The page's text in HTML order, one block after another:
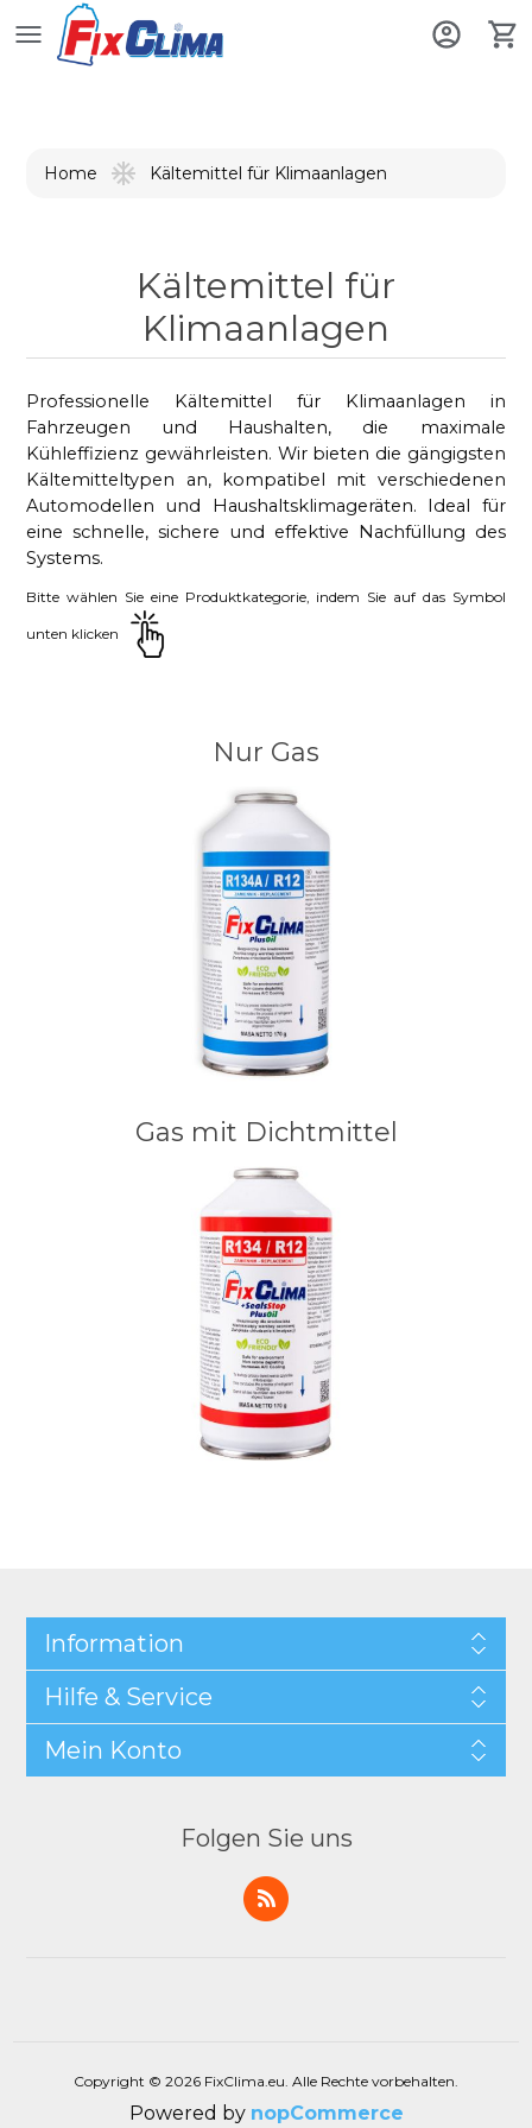
Home Kältemittel für Klimaanlagen
Kältemittel für
Klimaanlagen
Professionelle Kältemittel für Klima­anlagen in
Fahrzeugen und Haushalten, die maximale
Kühleffizienz gewährleisten. Wir bieten die gängigsten
Kältemitteltypen an, kompatibel mit verschiedenen
Automodellen und Haushaltsklimageräten. Ideal für
eine schnelle, sichere und effektive Nachfüllung des
Systems.
Bitte wählen Sie eine Produktkategorie, indem Sie auf das Symbol
unten klicken
Nur Gas
Gas mit Dichtmittel
Information
Hilfe & Service
Mein Konto
Folgen Sie uns
Copyright © 2026 FixClima.eu. Alle Rechte vorbehalten.
Powered by nopCommerce